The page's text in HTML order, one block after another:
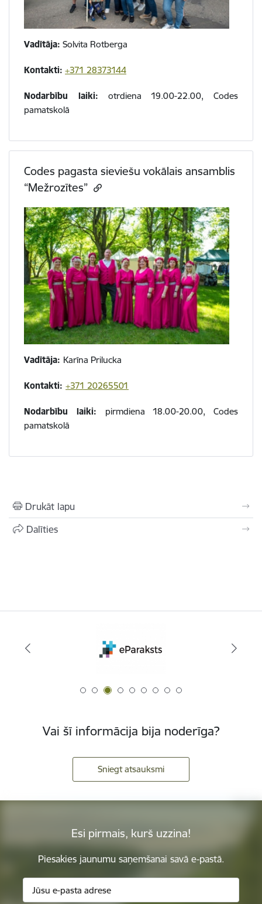
Vadītāja: Solvita Rotberga
Kontakti: +371 28373144
Nodarbību laiki: otrdiena 19.00-22.00, Codes
pamatskolā
Codes pagasta sieviešu vokālais ansamblis
“Mežrozītes”
Vadītāja: Karīna Prilucka
Kontakti: +371 20265501
Nodarbību laiki: pirmdiena 18.00-20.00, Codes
pamatskolā
Drukāt lapu
Dalīties
Vai šī informācija bija noderīga?
Sniegt atsauksmi
Esi pirmais, kurš uzzina!
Piesakies jaunumu saņemšanai savā e-pastā.